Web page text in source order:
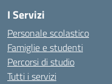
I Servizi
Personale scolastico
Famiglie e studenti
Percorsi di studio
Tutti i servizi